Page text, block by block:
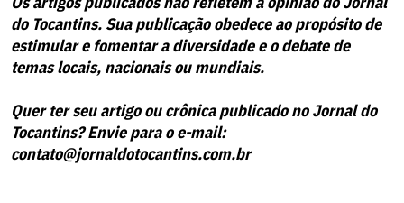
do Tocantins. Sua publicação obedece ao propósito de
estimular e fomentar a diversidade e o debate de
temas locais, nacionais ou mundiais.
Quer ter seu artigo ou crônica publicado no Jornal do
Tocantins? Envie para o e-mail:
contato@jornaldotocantins.com.br